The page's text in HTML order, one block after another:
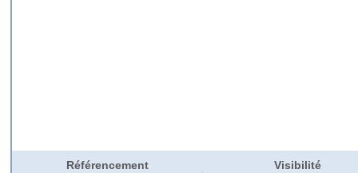
Référencement Visibilité